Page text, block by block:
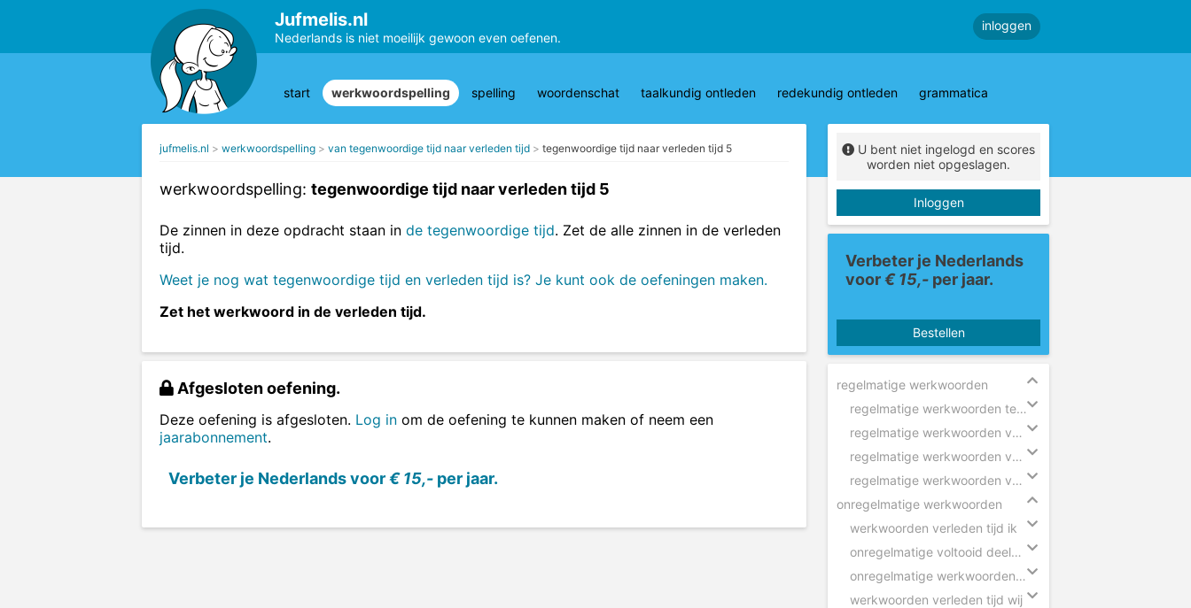
Jufmelis.nl
Nederlands is niet moeilijk gewoon even oefenen.
inloggen
start werkwoordspelling spelling woordenschat taalkundig ontleden redekundig ontleden grammatica
jufmelis.nl werkwoordspelling van tegenwoordige tijd naar verleden tijd tegenwoordige tijd naar verleden tijd 5
werkwoordspelling: tegenwoordige tijd naar verleden tijd 5
De zinnen in deze opdracht staan in de tegenwoordige tijd. Zet de alle zinnen in de verleden
tijd.
Weet je nog wat tegenwoordige tijd en verleden tijd is? Je kunt ook de oefeningen maken.
Zet het werkwoord in de verleden tijd.
Afgesloten oefening.
Deze oefening is afgesloten. Log in om de oefening te kunnen maken of neem een
jaarabonnement.
Verbeter je Nederlands voor€ 15,- per jaar.
U bent niet ingelogd en scores
worden niet opgeslagen.
Inloggen
Verbeter je Nederlands
voor€ 15,- per jaar.
Bestellen
regelmatige werkwoorden
regelmatige werkwoorden tegenwoordige tijd
regelmatige werkwoorden verleden tijd
regelmatige werkwoorden voltooid deelwoord
regelmatige werkwoorden verleden tijd eenvoudig
onregelmatige werkwoorden
werkwoorden verleden tijd ik
onregelmatige voltooid deelwoorden in zinnen
onregelmatige werkwoorden voltooid deelwoord
werkwoorden verleden tijd wij